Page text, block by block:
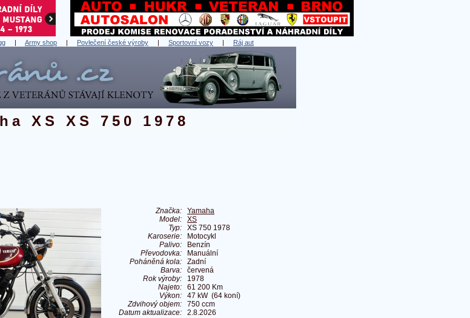
| Army shop | Povlečení české výroby | Sportovní vozy | Ráj aut
XS XS 750 1978
Značka:
Yamaha
Model:
XS
Typ:
XS 750 1978
Karoserie:
Motocykl
Palivo:
Benzín
Převodovka:
Manuální
Poháněná kola:
Zadní
Barva:
červená
Rok výroby:
1978
Najeto:
61 200 Km
Výkon:
47 kW (64 koní)
Zdvihový objem:
750 ccm
Datum aktualizace:
2.8.2026